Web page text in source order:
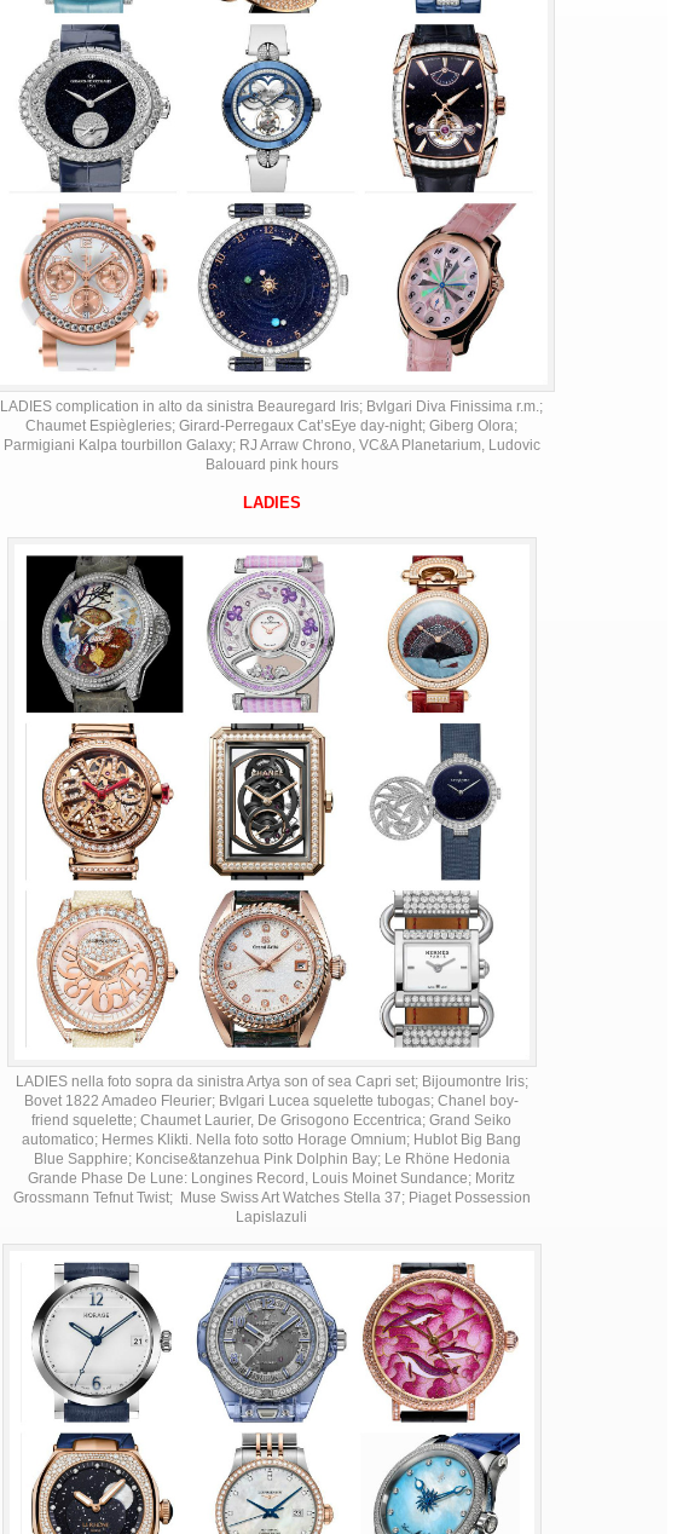
LADIES complication in alto da sinistra Beauregard Iris; Bvlgari Diva Finissima r.m.;
Chaumet Espiègleries; Girard-Perregaux Cat’sEye day-night; Giberg Olora;
Parmigiani Kalpa tourbillon Galaxy; RJ Arraw Chrono, VC&A Planetarium, Ludovic
Balouard pink hours
LADIES
LADIES nella foto sopra da sinistra Artya son of sea Capri set; Bijoumontre Iris;
Bovet 1822 Amadeo Fleurier; Bvlgari Lucea squelette tubogas; Chanel boy-
friend squelette; Chaumet Laurier, De Grisogono Eccentrica; Grand Seiko
automatico; Hermes Klikti. Nella foto sotto Horage Omnium; Hublot Big Bang
Blue Sapphire; Koncise&tanzehua Pink Dolphin Bay; Le Rhöne Hedonia
Grande Phase De Lune: Longines Record, Louis Moinet Sundance; Moritz
Grossmann Tefnut Twist; Muse Swiss Art Watches Stella 37; Piaget Possession
Lapislazuli